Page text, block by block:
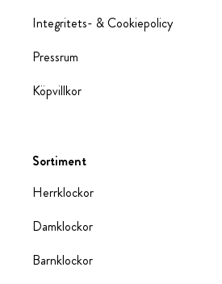
Integritets- & Cookiepolicy
Pressrum
Köpvillkor
Sortiment
Herrklockor
Damklockor
Barnklockor